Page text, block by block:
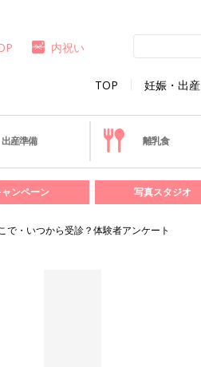
TOP 妊娠・出産
内祝い
出産準備 離乳食
ャンペーン 写真スタジオ
で・いつから受診？体験者アンケート